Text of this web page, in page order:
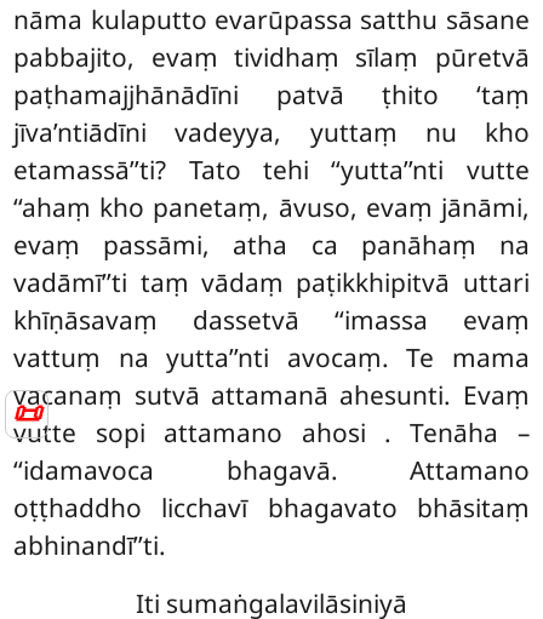
📜
nāma kulaputto evarūpassa satthu sāsane
pabbajito, evaṃ tividhaṃ sīlaṃ pūretvā
paṭhamajjhānādīni patvā ṭhito ‘taṃ
jīva’ntiādīni vadeyya, yuttaṃ nu kho
etamassā’’ti? Tato tehi ‘‘yutta’’nti vutte
‘‘ahaṃ kho panetaṃ, āvuso, evaṃ jānāmi,
evaṃ passāmi, atha ca panāhaṃ na
vadāmī’’ti taṃ vādaṃ paṭikkhipitvā uttari
khīṇāsavaṃ dassetvā ‘‘imassa evaṃ
vattuṃ na yutta’’nti avocaṃ. Te mama
vacanaṃ sutvā attamanā ahesunti. Evaṃ
vutte sopi attamano ahosi . Tenāha –
‘‘idamavoca bhagavā. Attamano
oṭṭhaddho licchavī bhagavato bhāsitaṃ
abhinandī’’ti.
Iti sumaṅgalavilāsiniyā